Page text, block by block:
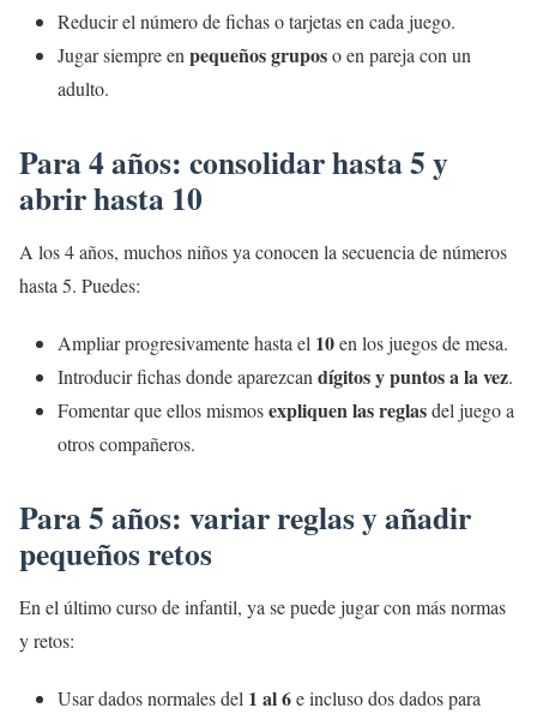
Reducir el número de fichas o tarjetas en cada juego.
Jugar siempre enpequeños gruposo en pareja con un
adulto.
Para 4 años: consolidar hasta 5 y
abrir hasta 10
A los 4 años, muchos niños ya conocen la secuencia de números
hasta 5. Puedes:
Ampliar progresivamente hasta el 10en los juegos de mesa.
Introducir fichas donde aparezcandígitos y puntos a la vez.
Fomentar que ellos mismosexpliquen las reglasdel juego a
otros compañeros.
Para 5 años: variar reglas y añadir
pequeños retos
En el último curso de infantil, ya se puede jugar con más normas
y retos:
Usar dados normales del 1 al 6e incluso dos dados para